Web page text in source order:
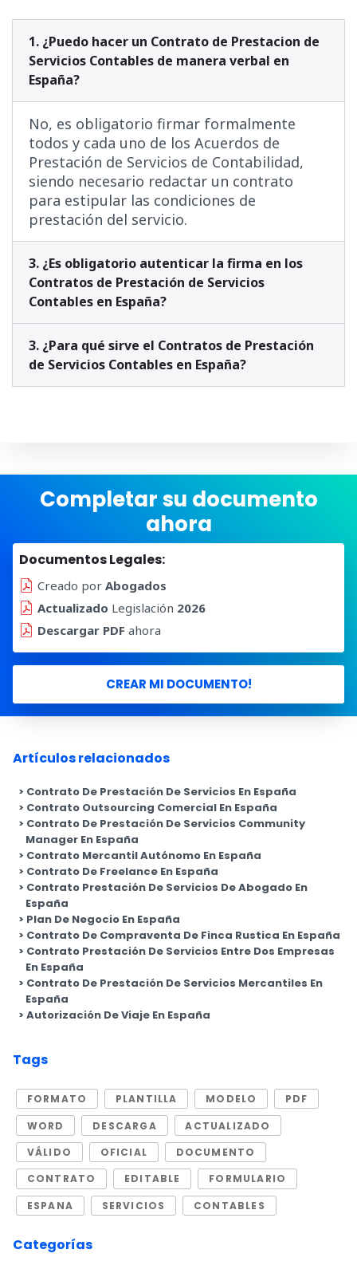
1. ¿Puedo hacer un Contrato de Prestacion de
Servicios Contables de manera verbal en
España?
No, es obligatorio firmar formalmente
todos y cada uno de los Acuerdos de
Prestación de Servicios de Contabilidad,
siendo necesario redactar un contrato
para estipular las condiciones de
prestación del servicio.
3. ¿Es obligatorio autenticar la firma en los
Contratos de Prestación de Servicios
Contables en España?
3. ¿Para qué sirve el Contratos de Prestación
de Servicios Contables en España?
Completar su documento
ahora
Documentos Legales:
Creado por Abogados
Actualizado Legislación 2026
Descargar PDF ahora
CREAR MI DOCUMENTO!
Artículos relacionados
Contrato De Prestación De Servicios En España
Contrato Outsourcing Comercial En España
Contrato De Prestación De Servicios Community
Manager En España
Contrato Mercantil Autónomo En España
Contrato De Freelance En España
Contrato Prestación De Servicios De Abogado En
España
Plan De Negocio En España
Contrato De Compraventa De Finca Rustica En España
Contrato Prestación De Servicios Entre Dos Empresas
En España
Contrato De Prestación De Servicios Mercantiles En
España
Autorización De Viaje En España
Tags
FORMATO PLANTILLA MODELO
PDF
WORD
DESCARGA
ACTUALIZADO
VÁLIDO
OFICIAL
DOCUMENTO
CONTRATO
EDITABLE
FORMULARIO
ESPANA
SERVICIOS CONTABLES
Categorías